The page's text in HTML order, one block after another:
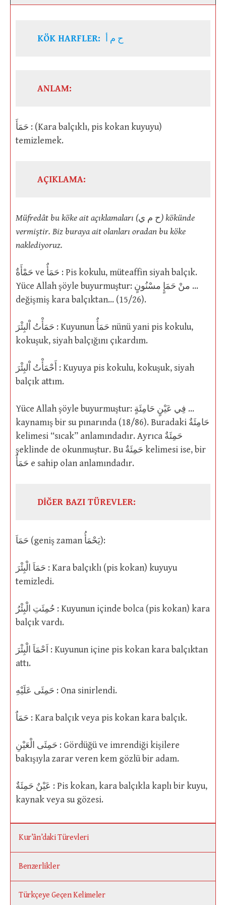
KÖK HARFLER: ح م أ
ANLAM:
حَمَأَ : (Kara balçıklı, pis kokan kuyuyu)
temizlemek.
AÇIKLAMA:
Müfredât bu köke ait açıklamaları (ح م ي) kökünde
vermiştir. Biz buraya ait olanları oradan bu köke
naklediyoruz.
حَمْأَةٌ ve حَمَأٌ : Pis kokulu, müteaffin siyah balçık.
Yüce Allah şöyle buyurmuştur: منْ حَمَإٍ مسْنُونٍ …
değişmiş kara balçıktan… (15/26).
حَمَأْتُ اْلبِئْرَ : Kuyunun حَمَأٌ nünü yani pis kokulu,
kokuşuk, siyah balçığını çıkardım.
أَحْمَأْتُ اْلبِئْرَ : Kuyuya pis kokulu, kokuşuk, siyah
balçık attım.
Yüce Allah şöyle buyurmuştur: فِي عَيْنٍ حَامِئَةٍ …
kaynamış bir su pınarında (18/86). Buradaki حَامِئَةٌ
kelimesi “sıcak” anlamındadır. Ayrıca حَمِئَةٌ
şeklinde de okunmuştur. Bu حَمِئَةٌ kelimesi ise, bir
حَمَأٌ e sahip olan anlamındadır.
DİĞER BAZI TÜREVLER:
حَمَاَ (geniş zaman يَحْمَأُ):
حَمَاَ الْبِئْرَ : Kara balçıklı (pis kokan) kuyuyu
temizledi.
حُمِئَتِ الْبِئْرُ : Kuyunun içinde bolca (pis kokan) kara
balçık vardı.
اَحْمَاَ الْبِئْرَ : Kuyunun içine pis kokan kara balçıktan
attı.
حَمِئَى عَلَيْهِ : Ona sinirlendi.
حَمَاٌ : Kara balçık veya pis kokan kara balçık.
حَمِئَى الْعَيْنِ : Gördüğü ve imrendiği kişilere
bakışıyla zarar veren kem gözlü bir adam.
عَيْنٌ حَمِئَةٌ : Pis kokan, kara balçıkla kaplı bir kuyu,
kaynak veya su gözesi.
Kur’ân’daki Türevleri
Benzerlikler
Türkçeye Geçen Kelimeler